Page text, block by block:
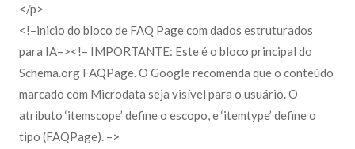
</p>
<!–inicio do bloco de FAQ Page com dados estruturados
para IA–><!– IMPORTANTE: Este é o bloco principal do
Schema.org FAQPage. O Google recomenda que o conteúdo
marcado com Microdata seja visível para o usuário. O
atributo ‘itemscope’ define o escopo, e ‘itemtype’ define o
tipo (FAQPage). –>